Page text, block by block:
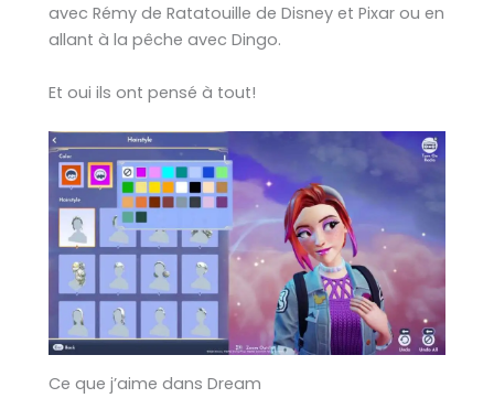
avec Rémy de Ratatouille de Disney et Pixar ou en
allant à la pêche avec Dingo.
Et oui ils ont pensé à tout!
Ce que j’aime dans Dream